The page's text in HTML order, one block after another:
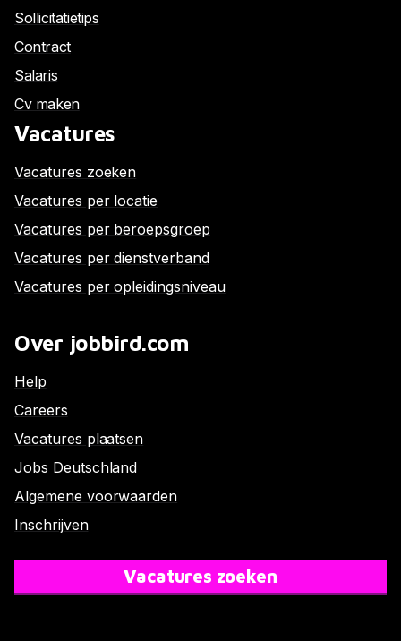
Sollicitatietips
Contract
Salaris
Cv maken
Vacatures
Vacatures zoeken
Vacatures per locatie
Vacatures per beroepsgroep
Vacatures per dienstverband
Vacatures per opleidingsniveau
Over jobbird.com
Help
Careers
Vacatures plaatsen
Jobs Deutschland
Algemene voorwaarden
Inschrijven
Vacatures zoeken